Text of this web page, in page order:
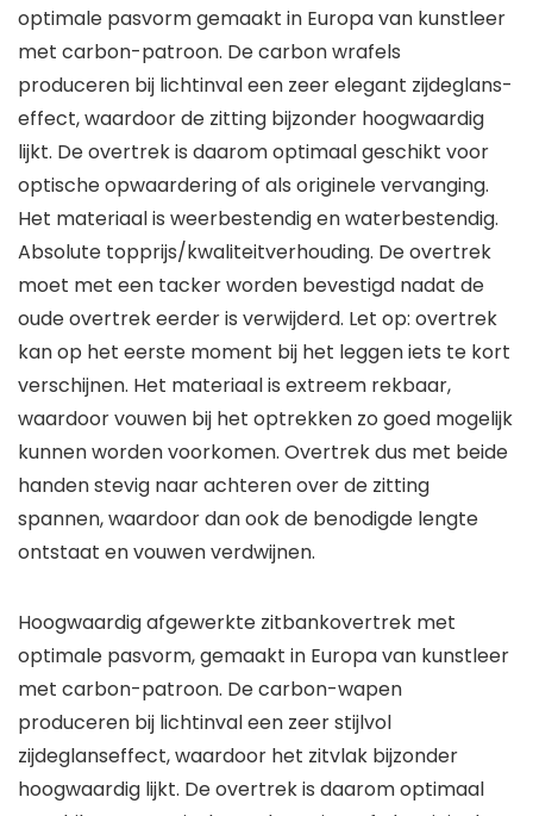
optimale pasvorm gemaakt in Europa van kunstleer
met carbon-patroon. De carbon wrafels
produceren bij lichtinval een zeer elegant zijdeglans-
effect, waardoor de zitting bijzonder hoogwaardig
lijkt. De overtrek is daarom optimaal geschikt voor
optische opwaardering of als originele vervanging.
Het materiaal is weerbestendig en waterbestendig.
Absolute topprijs/kwaliteitverhouding. De overtrek
moet met een tacker worden bevestigd nadat de
oude overtrek eerder is verwijderd. Let op: overtrek
kan op het eerste moment bij het leggen iets te kort
verschijnen. Het materiaal is extreem rekbaar,
waardoor vouwen bij het optrekken zo goed mogelijk
kunnen worden voorkomen. Overtrek dus met beide
handen stevig naar achteren over de zitting
spannen, waardoor dan ook de benodigde lengte
ontstaat en vouwen verdwijnen.
Hoogwaardig afgewerkte zitbankovertrek met
optimale pasvorm, gemaakt in Europa van kunstleer
met carbon-patroon. De carbon-wapen
produceren bij lichtinval een zeer stijlvol
zijdeglanseffect, waardoor het zitvlak bijzonder
hoogwaardig lijkt. De overtrek is daarom optimaal